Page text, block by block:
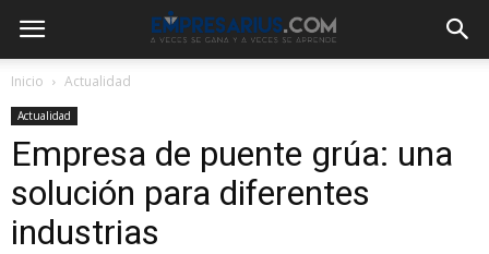
Inicio Actualidad
Actualidad
Empresa de puente grúa: una
solución para diferentes
industrias